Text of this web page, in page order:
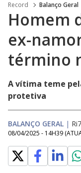
Record Balanço Geral
Homem
ex-
término
A vítima teme
protetiva
BALANÇO GERAL |
08/04/2025 - 14H39